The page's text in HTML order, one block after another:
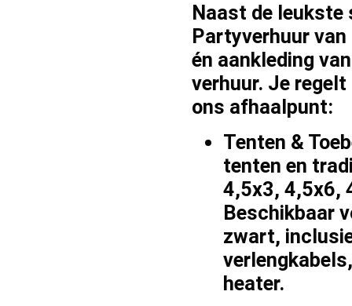
Naast de leukste
Partyverhuur
én aankleding
verhuur. Je
ons afhaalpunt:
Tenten &
tenten en
4,5x3, 4,5x6,
Beschikbaar
zwart,
verlengkabels
heater.